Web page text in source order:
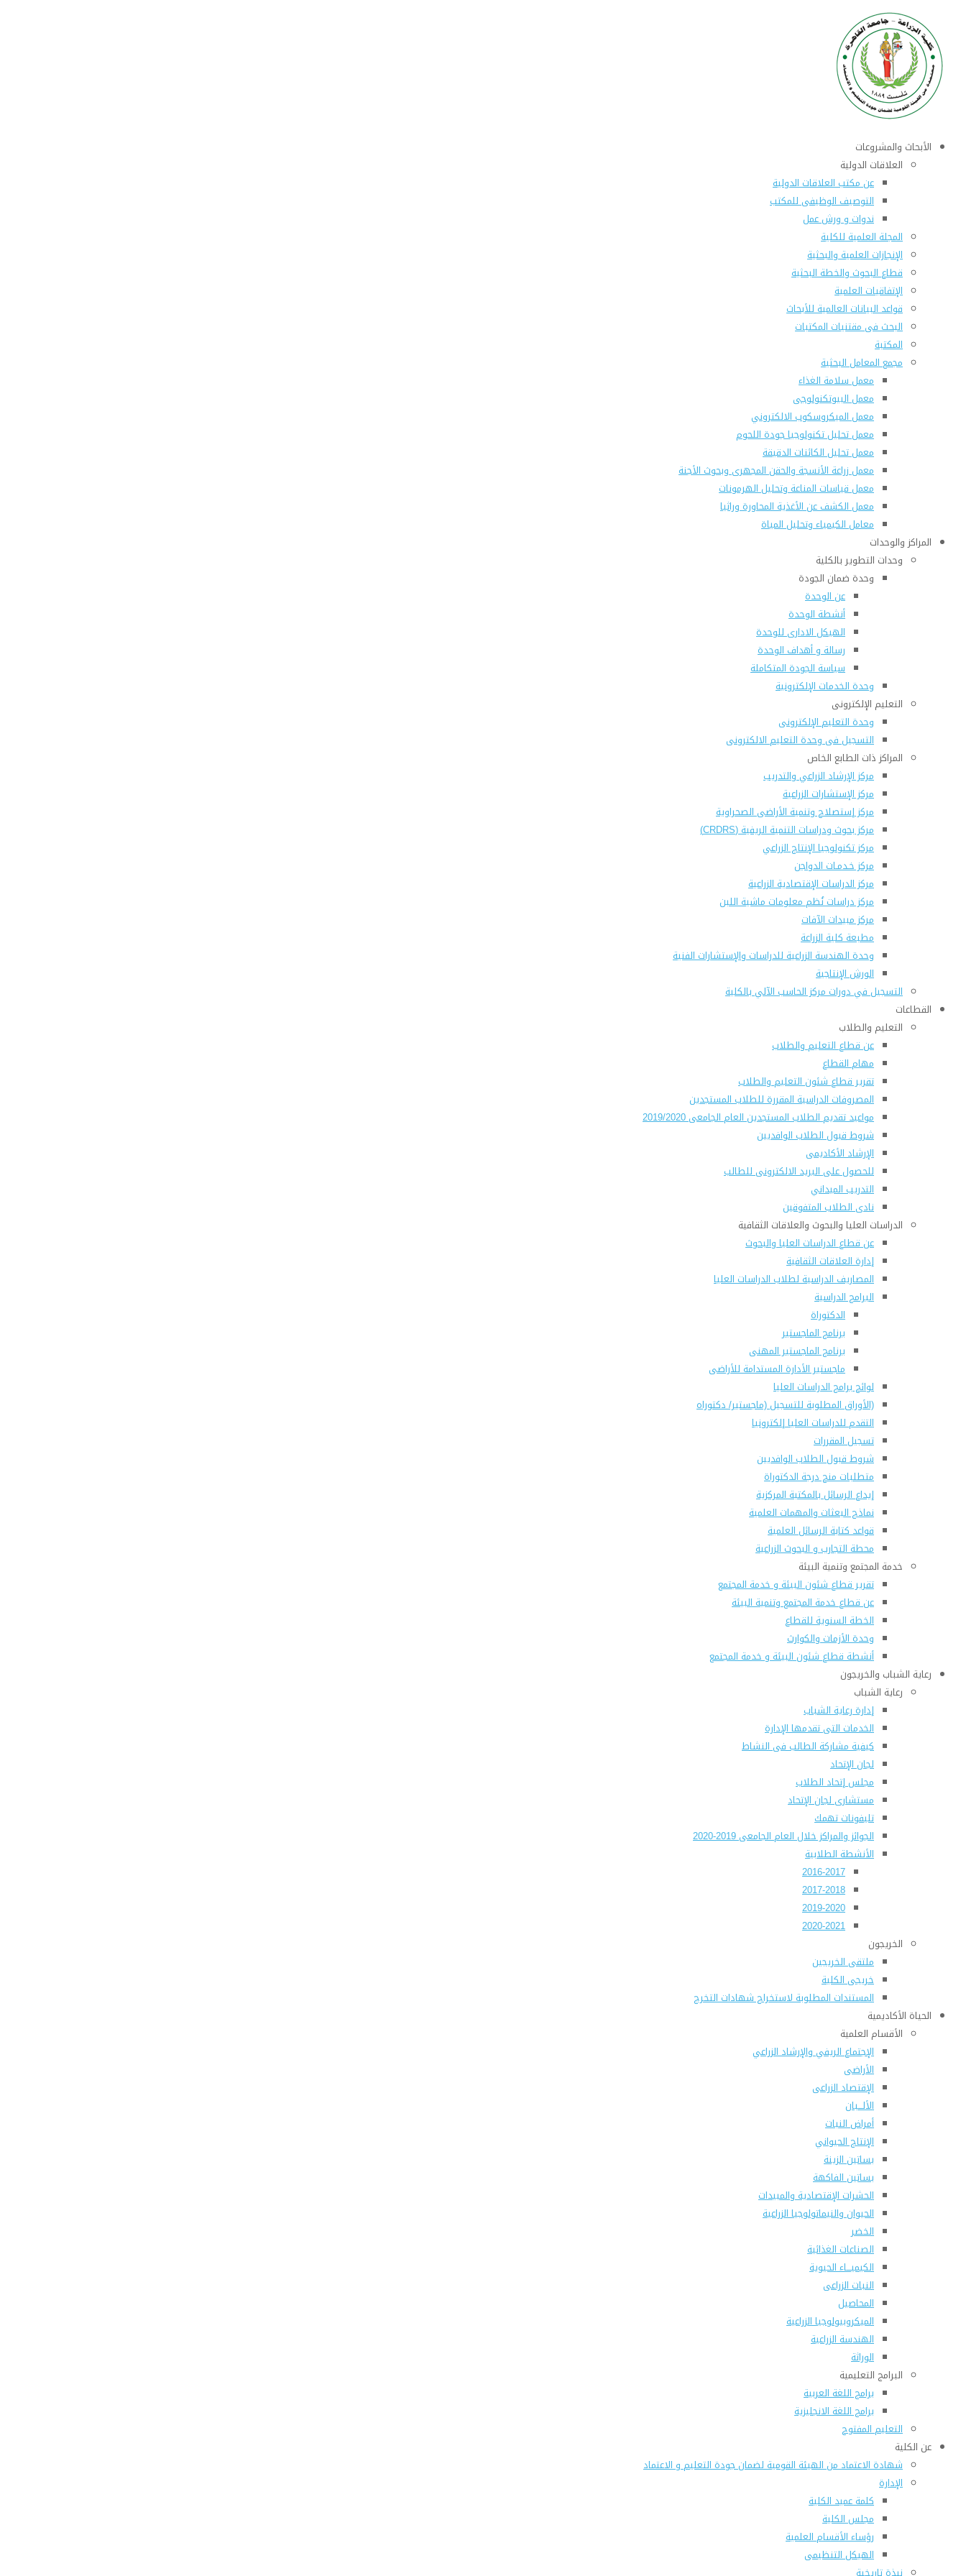
الأبحاث والمشروعات
العلاقات الدولية
عن مكتب العلاقات الدولية
التوصيف الوظيفى للمكتب
ندوات و ورش عمل
المجلة العلمية للكلية
الإنجازات العلمية والبحثية
قطاع البحوث والخطة البحثية
الإتفاقيات العلمية
قواعد البيانات العالمية للأبحاث
البحث فى مقتنيات المكتبات
المكتبة
مجمع المعامل البحثية
معمل سلامة الغذاء
معمل البيوتكنولوجى
معمل الميكروسكوب الالكتروني
معمل تحليل تكنولوجيا جودة اللحوم
معمل تحليل الكائنات الدقيقة
معمل زراعة الأنسجة والحقن المجهرى وبحوث الأجنة
معمل قياسات المناعة وتحليل الهرمونات
معمل الكشف عن الأغذية المحاورة وراثيا
معامل الكيمياء وتحليل المياة
المراكز والوحدات
وحدات التطوير بالكلية
وحدة ضمان الجودة
عن الوحدة
أنشطة الوحدة
الهيكل الادارى للوحدة
رسالة و أهداف الوحدة
سياسة الجودة المتكاملة
وحدة الخدمات الإلكترونية
التعليم الإلكترونى
وحدة التعليم الإلكترونى
التسجيل فى وحدة التعليم الالكترونى
المراكز ذات الطابع الخاص
مركز الإرشاد الزراعي والتدريب
مركز الإستشارات الزراعية
مركز إستصلاح وتنمية الأراضى الصحراوية
مركز بحوث ودراسات التنمية الريفية (CRDRS)
مركز تكنولوجيا الإنتاج الزراعي
مركز خـدمـات الدواجن
مركز الدراسات الإقتصادية الزراعية
مركز دراسات نُظم معلومات ماشية اللبن
مركز مبيدات الآفات
مطبعة كلية الزراعة
وحدة الهندسة الزراعية للدراسات والإستشارات الفنية
الورش الإنتاجية
التسجيل في دورات مركز الحاسب الآلي بالكلية
القطاعات
التعليم والطلاب
عن قطاع التعليم والطلاب
مهام القطاع
تقرير قطاع شئون التعليم والطلاب
المصروفات الدراسية المقررة للطلاب المستجدين
مواعيد تقديم الطلاب المستجدين العام الجامعى 2019/2020
شروط قبول الطلاب الوافديين
الإرشاد الأكاديمى
للحصول على البريد الالكترونى للطالب
التدريب الميداني
نادى الطلاب المتفوقين
الدراسات العليا والبحوث والعلاقات الثقافية
عن قطاع الدراسات العليا والبحوث
إدارة العلاقات الثقافية
المصاريف الدراسية لطلاب الدراسات العليا
البرامج الدراسية
الدكتوراة
برنامج الماجستير
برنامج الماجستير المهنى
ماجستير الأدارة المستدامة للأراضى
لوائح برامج الدراسات العليا
(الأوراق المطلوبة للتسجيل (ماجستير/ دكتوراه
التقدم للدراسات العليا إلكترونيا
تسجيل المقررات
شروط قبول الطلاب الوافديين
متطلبات منح درجة الدكتوراة
إيداع الرسائل بالمكتبة المركزية
نماذج البعثات والمهمات العلمية
قواعد كتابة الرسائل العلمية
محطة التجارب و البحوث الزراعية
خدمة المجتمع وتنمية البيئة
تقرير قطاع شئون البيئة و خدمة المجتمع
عن قطاع خدمة المجتمع وتنمية البيئة
الخطة السنوية للقطاع
وحدة الأزمات والكوارث
أنشطة قطاع شئون البيئة و خدمة المجتمع
رعاية الشباب والخريجون
رعاية الشباب
إدارة رعاية الشباب
الخدمات التى تقدمها الإدارة
كيفية مشاركة الطالب فى النشاط
لجان الإتحاد
مجلس إتحاد الطلاب
مستشارى لجان الإتحاد
تليفونات تهمك
الجوائز والمراكز خلال العام الجامعى 2019-2020
الأنشطة الطلابية
2016-2017
2017-2018
2019-2020
2020-2021
الخريجون
ملتقى الخريجين
خريجى الكلية
المستندات المطلوبة لاستخراج شهادات التخرج
الحياة الأكاديمية
الأقسام العلمية
الإجتماع الريفي والإرشاد الزراعي
الأراضى
الإقتصاد الزراعى
الألـــبان
أمراض النبات
الإنتاج الحيواني
بساتين الزينة
بساتين الفاكهة
الحشرات الإقتصادية والمبيدات
الحيوان والنيماتولوجيا الزراعية
الخضر
الصناعات الغذائية
الكيميـــاء الحيوية
النبات الزراعى
المحاصيل
الميكروبيولوجيا الزراعية
الهندسة الزراعية
الوراثة
البرامج التعليمية
برامج اللغة العربية
برامج اللغة الانجليزية
التعليم المفتوح
عن الكلية
شهادة الاعتماد من الهيئة القومية لضمان جودة التعليم و الاعتماد
الإدارة
كلمة عميد الكلية
مجلس الكلية
رؤساء الأقسام العلمية
الهيكل التنظيمى